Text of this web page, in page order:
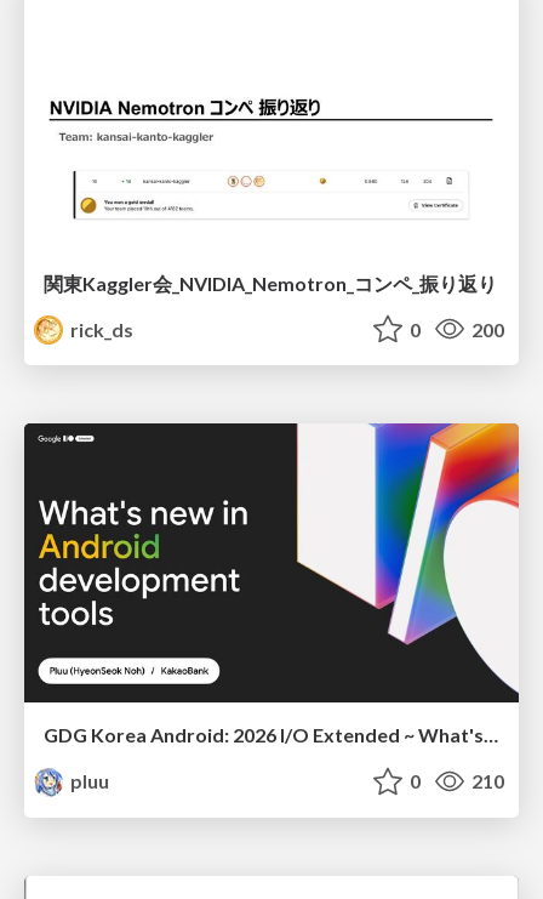
関東Kaggler会_NVIDIA_Nemotron_コンペ_振り返り
rick_ds
0 200
GDG Korea Android: 2026 I/O Extended ~ What's new in Android development tools
pluu
0 210